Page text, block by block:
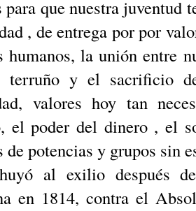
para que nuestra juventud
, de entrega por por
humanos, la unión entre
terruño y el sacrificio
valores hoy tan
el poder del dinero , el
de potencias y grupos sin
al exilio después
en 1814, contra el